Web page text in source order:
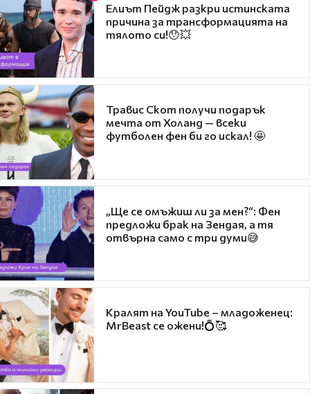
Елиът Пейдж разкри истинската
причина за трансформацията на
тялото си!😯💥
Травис Скот получи подарък
мечта от Холанд — всеки
футболен фен би го искал! 🤩
„Ще се омъжиш ли за мен?“: Фен
предложи брак на Зендая, а тя
отвърна само с три думи😅
Кралят на YouTube – младоженец:
MrBeast се ожени!💍🥰